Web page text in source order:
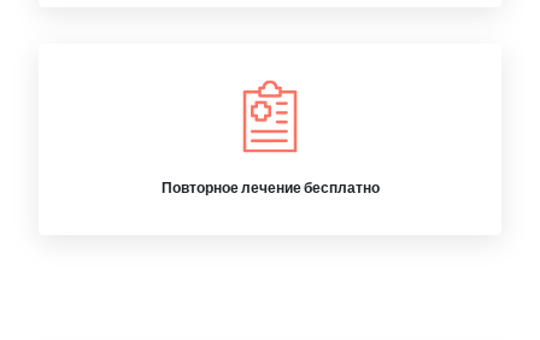
Повторное лечение бесплатно